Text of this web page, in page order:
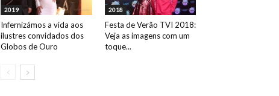
2019
Infernizámos a vida aos
ilustres convidados dos
Globos de Ouro
2018
Festa de Verão TVI 2018:
Veja as imagens com um
toque...